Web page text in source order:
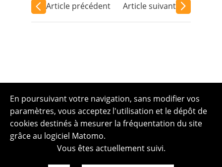
Article précédent Article suivant
En poursuivant votre navigation, sans modifier vos
paramètres, vous acceptez l'utilisation et le dépôt de
cookies destinés à mesurer la fréquentation du site
grâce au logiciel Matomo.
Vous êtes actuellement suivi.